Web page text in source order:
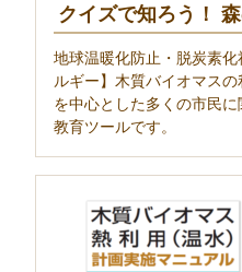
クイズで知ろう！
地球温暖化防止・脱炭素
ルギー】木質バイオマス
を中心とした多くの市民
教育ツールです。